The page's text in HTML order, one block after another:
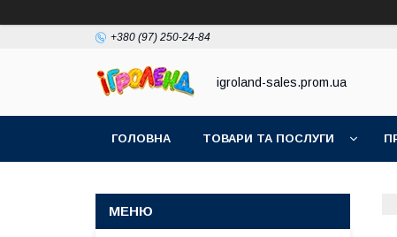
+380 (97) 250-24-84
igroland-sales.prom.ua
ГОЛОВНА ТОВАРИ ТА ПОСЛУГИ